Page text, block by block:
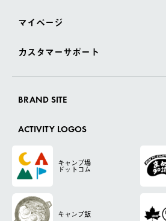
マイページ
カスタマーサポート
BRAND SITE
ACTIVITY LOGOS
キャンプ場
ドットコム
キャンプ飯